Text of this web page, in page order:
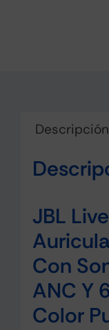
Descripción
JBL
Con
ANC Y
Color